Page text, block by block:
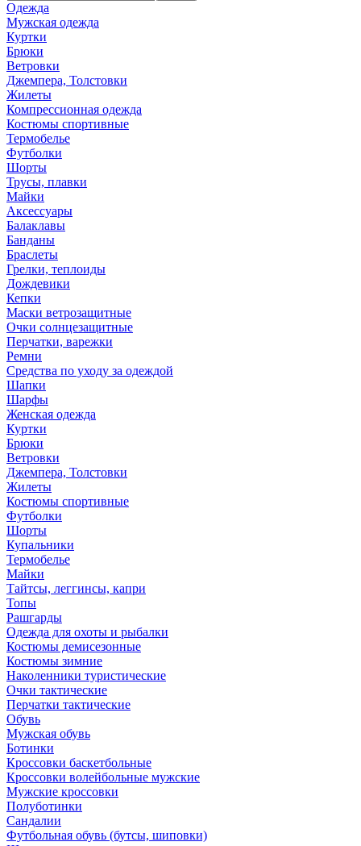
Одежда
Мужская одежда
Куртки
Брюки
Ветровки
Джемпера, Толстовки
Жилеты
Компрессионная одежда
Костюмы спортивные
Термобелье
Футболки
Шорты
Трусы, плавки
Майки
Аксессуары
Балаклавы
Банданы
Браслеты
Грелки, теплоиды
Дождевики
Кепки
Маски ветрозащитные
Очки солнцезащитные
Перчатки, варежки
Ремни
Средства по уходу за одеждой
Шапки
Шарфы
Женская одежда
Куртки
Брюки
Ветровки
Джемпера, Толстовки
Жилеты
Костюмы спортивные
Футболки
Шорты
Купальники
Термобелье
Майки
Тайтсы, леггинсы, капри
Топы
Рашгарды
Одежда для охоты и рыбалки
Костюмы демисезонные
Костюмы зимние
Наколенники туристические
Очки тактические
Перчатки тактические
Обувь
Мужская обувь
Ботинки
Кроссовки баскетбольные
Кроссовки волейбольные мужские
Мужские кроссовки
Полуботинки
Сандалии
Футбольная обувь (бутсы, шиповки)